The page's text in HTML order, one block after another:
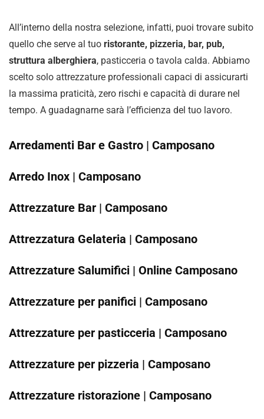
All’interno della nostra selezione, infatti, puoi trovare subito
quello che serve al tuo ristorante, pizzeria, bar, pub,
struttura alberghiera, pasticceria o tavola calda. Abbiamo
scelto solo attrezzature professionali capaci di assicurarti
la massima praticità, zero rischi e capacità di durare nel
tempo. A guadagnarne sarà l’efficienza del tuo lavoro.
Arredamenti Bar e Gastro | Camposano
Arredo Inox | Camposano
Attrezzature Bar | Camposano
Attrezzatura Gelateria | Camposano
Attrezzature Salumifici | Online Camposano
Attrezzature per panifici | Camposano
Attrezzature per pasticceria | Camposano
Attrezzature per pizzeria | Camposano
Attrezzature ristorazione | Camposano